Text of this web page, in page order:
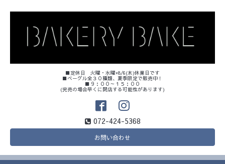
■定休日 火曜・水曜+8/6(木)休業日です
■ベーグル全３０種類、夏季限定で販売中！
■９：００～１５：００
(完売の場合早くに閉店する可能性があります)
072-424-5368
お問い合わせ